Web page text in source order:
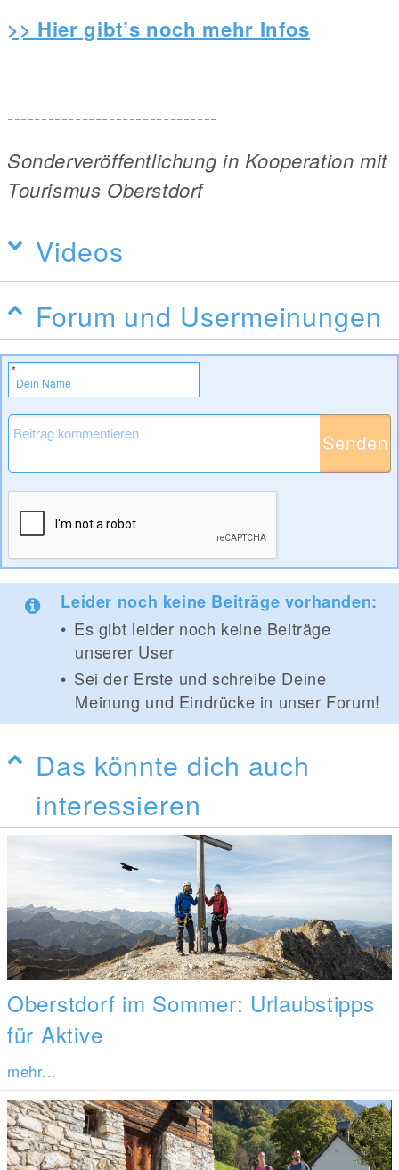
>> Hier gibt’s noch mehr Infos
-------------------------------
Sonderveröffentlichung in Kooperation mit
Tourismus Oberstdorf
Videos
Forum und Usermeinungen
Senden
Leider noch keine Beiträge vorhanden:
Es gibt leider noch keine Beiträge
unserer User
Sei der Erste und schreibe Deine
Meinung und Eindrücke in unser Forum!
Das könnte dich auch
interessieren
Oberstdorf im Sommer: Urlaubstipps
für Aktive
mehr...